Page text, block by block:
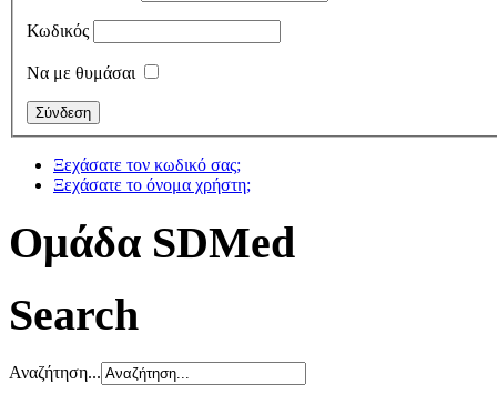
Κωδικός
Να με θυμάσαι
Ξεχάσατε τον κωδικό σας;
Ξεχάσατε το όνομα χρήστη;
Oμάδα SDMed
Search
Αναζήτηση...